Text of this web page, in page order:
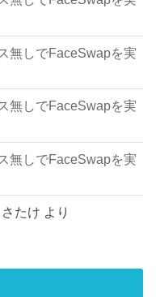
無しでFaceSwapを実
無しでFaceSwapを実
無しでFaceSwapを実
さたけ より